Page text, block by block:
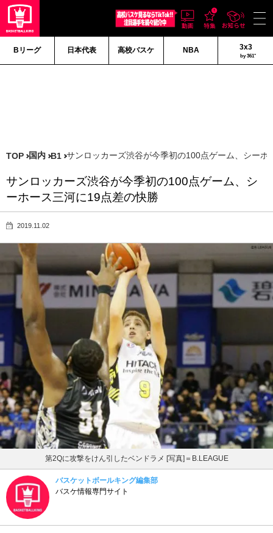
Bリーグ 日本代表 高校バスケ NBA 3x3
by 361°
TOP 国内 B1 サンロッカーズ渋谷が今季初の100点ゲーム、シーホ
サンロッカーズ渋谷が今季初の100点ゲーム、シ
ーホース三河に19点差の快勝
2019.11.02
第2Qに攻撃をけん引したベンドラメ [写真]＝B.LEAGUE
バスケットボールキング編集部
バスケ情報専門サイト